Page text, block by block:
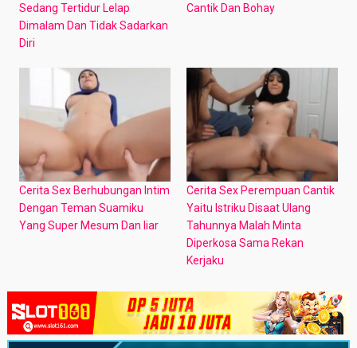
Sedang Tertidur Lelap
Dimalam Dan Tidak Sadarkan
Diri
Cantik Dan Bohay
Cerita Sex Berhubungan Intim
Dengan Teman Suamiku
Yang Super Mesum Dan liar
Cerita Sex Perempuan Cantik
Yaitu Istriku Disaat Ulang
Tahunnya Malah Minta
Diperkosa Sama Rekan
Kerjaku